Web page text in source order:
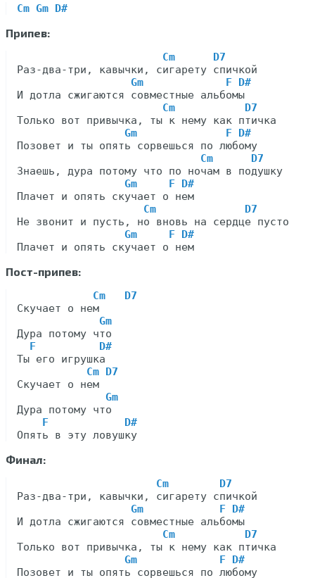
Cm Gm D#
Припев:
Cm      D7
Раз-два-три, кавычки, сигарету спичкой
Gm             F D#
И дотла сжигаются совместные альбомы
Cm           D7
Только вот привычка, ты к нему как птичка
Gm              F D#
Позовет и ты опять сорвешься по любому
Cm      D7
Знаешь, дура потому что по ночам в подушку
Gm     F D#
Плачет и опять скучает о нем
Cm              D7
Не звонит и пусть, но вновь на сердце пусто
Gm     F D#
Пост-припев:
Cm   D7
Скучает о нем
Gm
Дура потому что
F          D#
Ты его игрушка
Cm D7
Скучает о нем
Gm
Дура потому что
F            D#
Финал:
Cm        D7
Раз-два-три, кавычки, сигарету спичкой
Gm            F D#
И дотла сжигаются совместные альбомы
Cm           D7
Только вот привычка, ты к нему как птичка
Gm             F D#